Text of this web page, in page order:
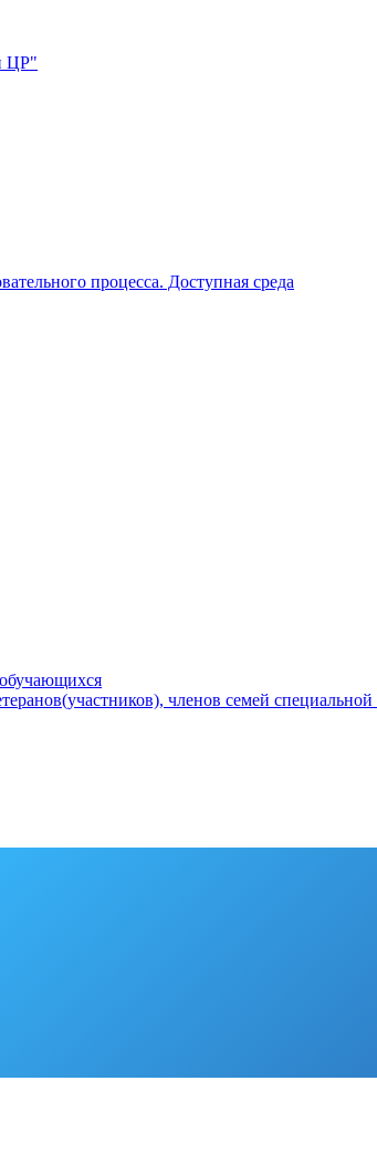
ЦР"
процесса. Доступная среда
членов семей